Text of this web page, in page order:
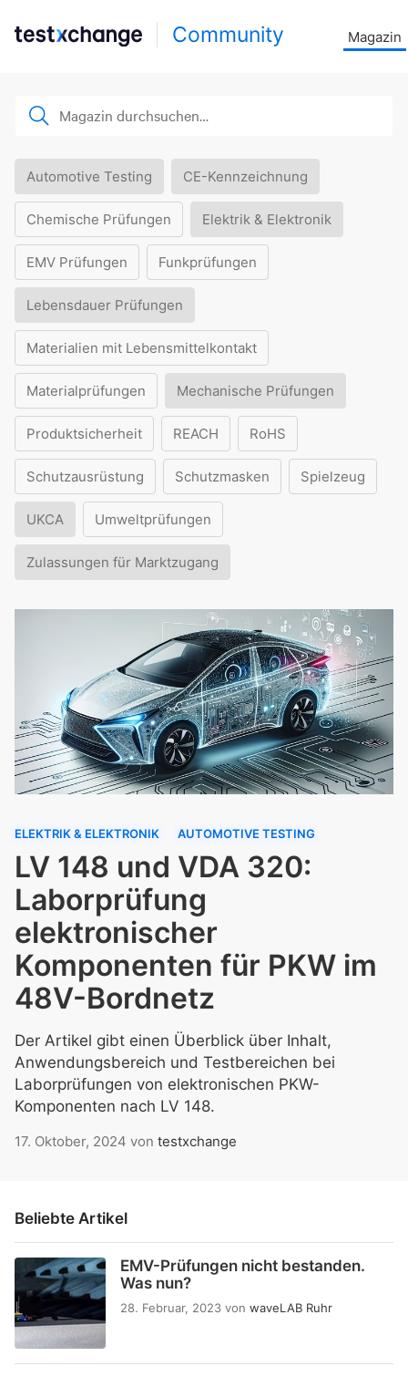
Community Magazin
Automotive Testing CE-Kennzeichnung
Chemische Prüfungen Elektrik & Elektronik
EMV Prüfungen Funkprüfungen
Lebensdauer Prüfungen
Materialien mit Lebensmittelkontakt
Materialprüfungen Mechanische Prüfungen
Produktsicherheit REACH RoHS
Schutzausrüstung Schutzmasken Spielzeug
UKCA Umweltprüfungen
Zulassungen für Marktzugang
ELEKTRIK & ELEKTRONIK AUTOMOTIVE TESTING
LV 148 und VDA 320:
Laborprüfung
elektronischer
Komponenten für PKW im
48V-Bordnetz
Der Artikel gibt einen Überblick über Inhalt,
Anwendungsbereich und Testbereichen bei
Laborprüfungen von elektronischen PKW-
Komponenten nach LV 148.
17. Oktober, 2024 von testxchange
Beliebte Artikel
EMV-Prüfungen nicht bestanden.
Was nun?
28. Februar, 2023 von waveLAB Ruhr